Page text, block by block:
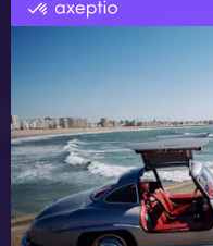
certifié
sur
Axeptio
Label